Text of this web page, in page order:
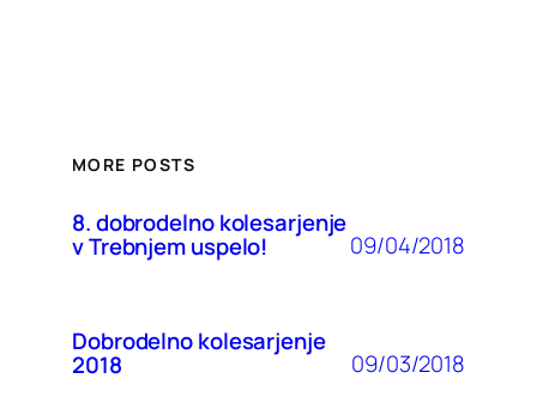
MORE POSTS
8. dobrodelno kolesarjenje
v Trebnjem uspelo! 09/04/2018
Dobrodelno kolesarjenje
2018 09/03/2018